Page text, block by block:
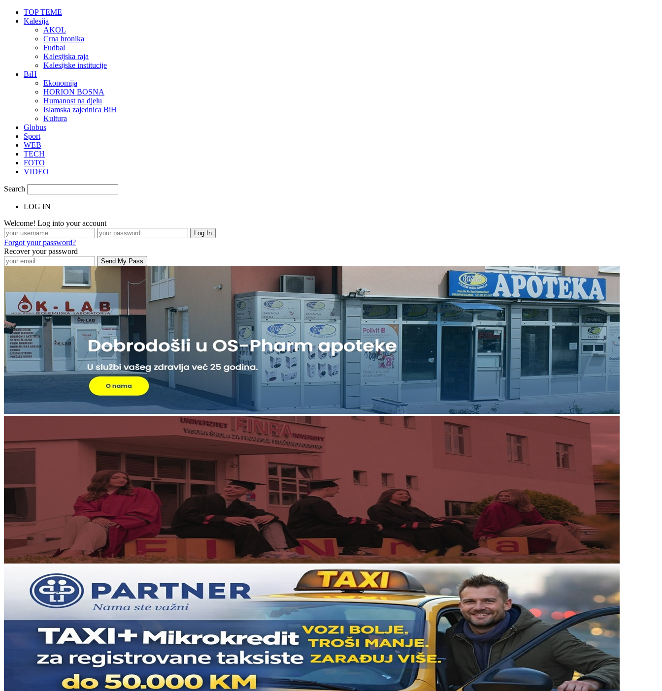
TOP TEME
Kalesija
AKOL
Crna hronika
Fudbal
Kalesijska raja
Kalesijske institucije
BiH
Ekonomija
HORION BOSNA
Humanost na djelu
Islamska zajednica BiH
Kultura
Globus
Sport
WEB
TECH
FOTO
VIDEO
Search
LOG IN
Welcome! Log into your account
Forgot your password?
Recover your password